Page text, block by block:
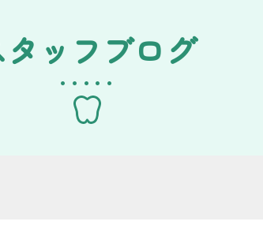
タッフブログ